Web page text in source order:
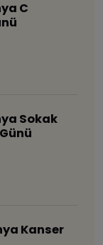
C
Sokak
Kanser